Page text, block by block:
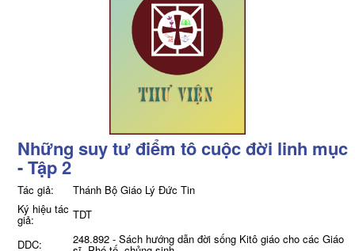
Những suy tư điểm tô cuộc đời linh mục
- Tập 2
Tác giả:
Thánh Bộ Giáo Lý Đức Tin
Ký hiệu tác
giả:
TDT
DDC:
248.892 - Sách hướng dẫn đời sống Kitô giáo cho các Giáo